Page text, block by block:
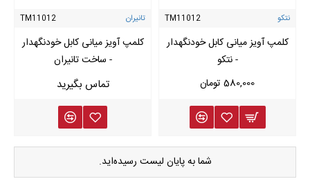
نتکو TM11012
کلمپ آویز میانی کابل خودنگهدار
- نتکو
580,000 تومان
تانیران TM11012
کلمپ آویز میانی کابل خودنگهدار
- ساخت تانیران
شما به پایان لیست رسیده‌اید.